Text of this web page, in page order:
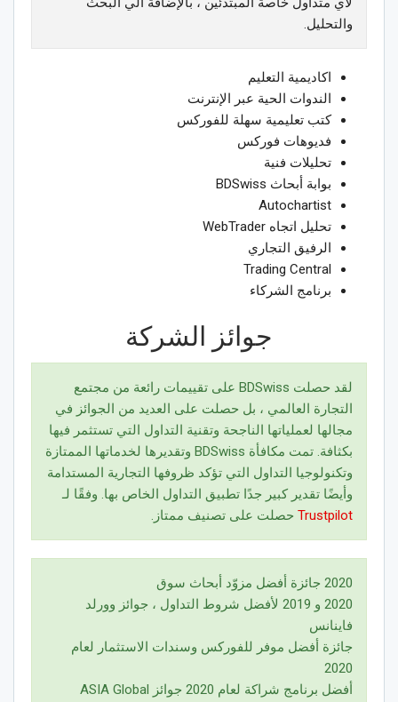
والتحليل.
اكاديمية التعليم
الندوات الحية عبر الإنترنت
كتب تعليمية سهلة للفوركس
فديوهات فوركس
تحليلات فنية
بوابة أبحاث BDSwiss
Autochartist
تحليل اتجاه WebTrader
الرفيق التجاري
Trading Central
برنامج الشركاء
جوائز الشركة
لقد حصلت BDSwiss على تقييمات رائعة من مجتمع
التجارة العالمي ، بل حصلت على العديد من الجوائز في
مجالها لعملياتها الناجحة وتقنية التداول التي تستثمر فيها
بكثافة. تمت مكافأة BDSwiss وتقديرها لخدماتها الممتازة
وتكنولوجيا التداول التي تؤكد ظروفها التجارية المستدامة
وأيضًا تقدير كبير جدًا تطبيق التداول الخاص بها. وفقًا لـ
Trustpilot حصلت على تصنيف ممتاز.
2020 جائزة أفضل مزوّد أبحاث سوق
2020 و 2019 لأفضل شروط التداول ، جوائز وورلد
فاينانس
جائزة أفضل موفر للفوركس وسندات الاستثمار لعام
2020
أفضل برنامج شراكة لعام 2020 جوائز ASIA Global